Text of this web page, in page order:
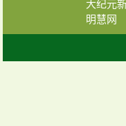
大纪元
明慧网